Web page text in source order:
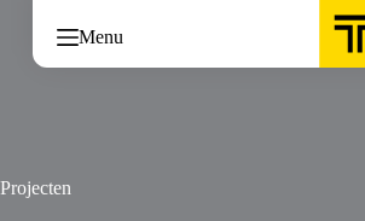
inhoud
Menu
Projecten